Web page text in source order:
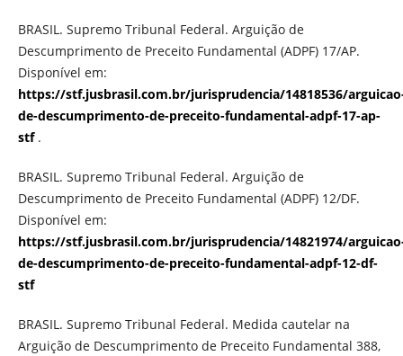
BRASIL. Supremo Tribunal Federal. Arguição de
Descumprimento de Preceito Fundamental (ADPF) 17/AP.
Disponível em:
https://stf.jusbrasil.com.br/jurisprudencia/14818536/
de-descumprimento-de-preceito-fundamental-adpf-17-ap-
stf.
BRASIL. Supremo Tribunal Federal. Arguição de
Descumprimento de Preceito Fundamental (ADPF) 12/DF.
Disponível em:
https://stf.jusbrasil.com.br/jurisprudencia/14821974/
de-descumprimento-de-preceito-fundamental-adpf-12-df-
stf
BRASIL. Supremo Tribunal Federal. Medida cautelar na
Arguição de Descumprimento de Preceito Fundamental 388,